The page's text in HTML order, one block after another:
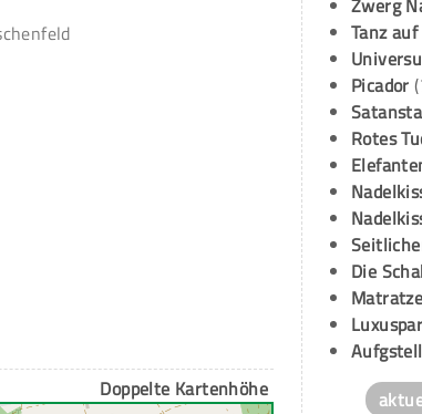
Doppelte Kartenhöhe
Zwerg
Tanz
Picador
Rotes
Die